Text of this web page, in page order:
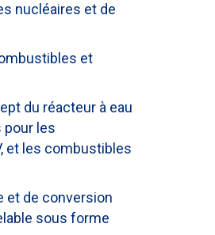
nucléaires et de
et
du réacteur à eau
pour les
et les combustibles
et de conversion
sous forme